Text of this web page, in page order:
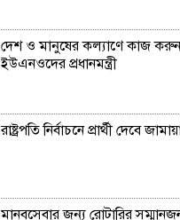
দেশ ও মানুষের কল্যাণে কাজ
ইউএনওদের প্রধানমন্ত্রী
রাষ্ট্রপতি নির্বাচনে প্রার্থী দেবে
মানবসেবার জন্য রোটারির